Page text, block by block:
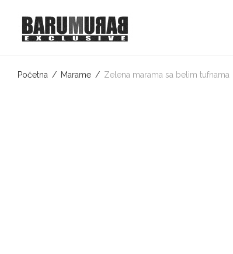
Početna / Marame / Zelena marama sa belim tufnama